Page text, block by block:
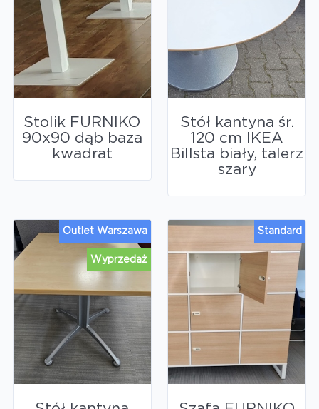
Stolik FURNIKO
90x90 dąb baza
kwadrat
Stół kantyna śr.
120 cm IKEA
Billsta biały, talerz
szary
Wyprzedaż
Outlet Warszawa Standard